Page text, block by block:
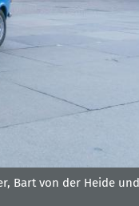
Bart von der Heide und